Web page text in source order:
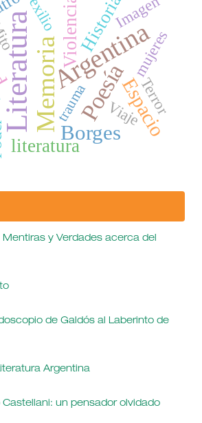
LiteraturaMemoriaArgentina
Poesía
BorgesEspacio
ViolenciaHistoria
literatura
mujeres
Viaje
exilio
Terror
Imagen
trauma
Mentiras y Verdades acerca del
de Galdós al Laberinto de
Argentina
Castellani: un pensador olvidado